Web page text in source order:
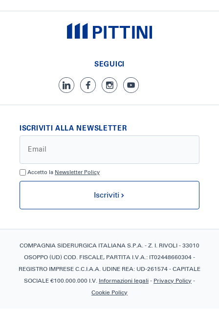
SEGUICI
ISCRIVITI ALLA NEWSLETTER
Accetto la Newsletter Policy
Iscriviti
COMPAGNIA SIDERURGICA ITALIANA S.P.A. - Z. I. RIVOLI - 33010
OSOPPO (UD) COD. FISCALE, PARTITA I.V.A.: IT02448660304 -
REGISTRO IMPRESE C.C.I.A.A. UDINE REA: UD-261574 - CAPITALE
SOCIALE €100.000.000 I.V. Informazioni legali - Privacy Policy -
Cookie Policy